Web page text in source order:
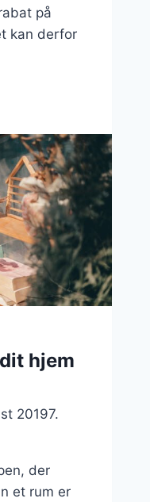
på
kan derfor
hjem
20197.
der
et rum er